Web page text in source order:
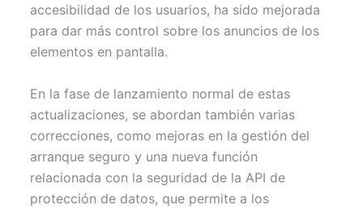
accesibilidad de los usuarios, ha sido mejorada
para dar más control sobre los anuncios de los
elementos en pantalla.
En la fase de lanzamiento normal de estas
actualizaciones, se abordan también varias
correcciones, como mejoras en la gestión del
arranque seguro y una nueva función
relacionada con la seguridad de la API de
protección de datos, que permite a los